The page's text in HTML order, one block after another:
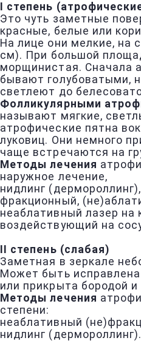
I степень
Это чуть заметные
красные, белые или
На лице они мелкие, на
см). При большой
морщинистая. Сначала
бывают голубоватыми,
светлеют до
Фолликулярными
называют мягкие,
атрофические пятна
луковиц. Они немного
чаще встречаются на
Методы лечения
наружное лечение,
нидлинг (дермороллинг),
фракционный,
неаблативный лазер на
воздействующий на
II степень (слабая)
Заметная в зеркале
Может быть
или прикрыта бородой и
Методы лечения
степени:
неаблативный
нидлинг (дермороллинг).